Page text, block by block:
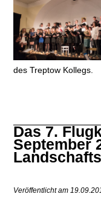
des Treptow Kollegs.
Das 7.
September
Veröffentlicht am